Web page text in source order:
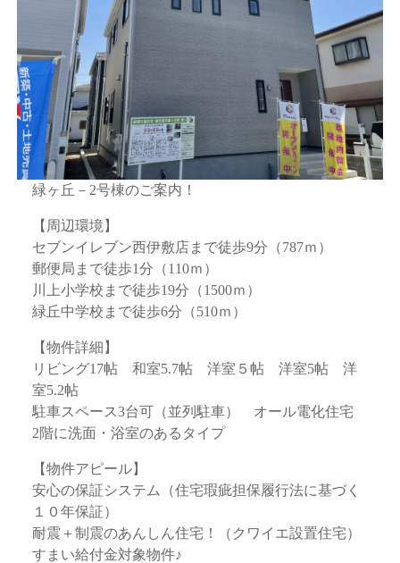
緑ヶ丘－2号棟のご案内！
【周辺環境】
セブンイレブン西伊敷店まで徒歩9分（787ｍ）
郵便局まで徒歩1分（110ｍ）
川上小学校まで徒歩19分（1500ｍ）
緑丘中学校まで徒歩6分（510ｍ）
【物件詳細】
リビング17帖 和室5.7帖 洋室５帖 洋室5帖 洋
室5.2帖
駐車スペース3台可（並列駐車） オール電化住宅
2階に洗面・浴室のあるタイプ
【物件アピール】
安心の保証システム（住宅瑕疵担保履行法に基づく
１０年保証）
耐震＋制震のあんしん住宅！（クワイエ設置住宅）
すまい給付金対象物件♪